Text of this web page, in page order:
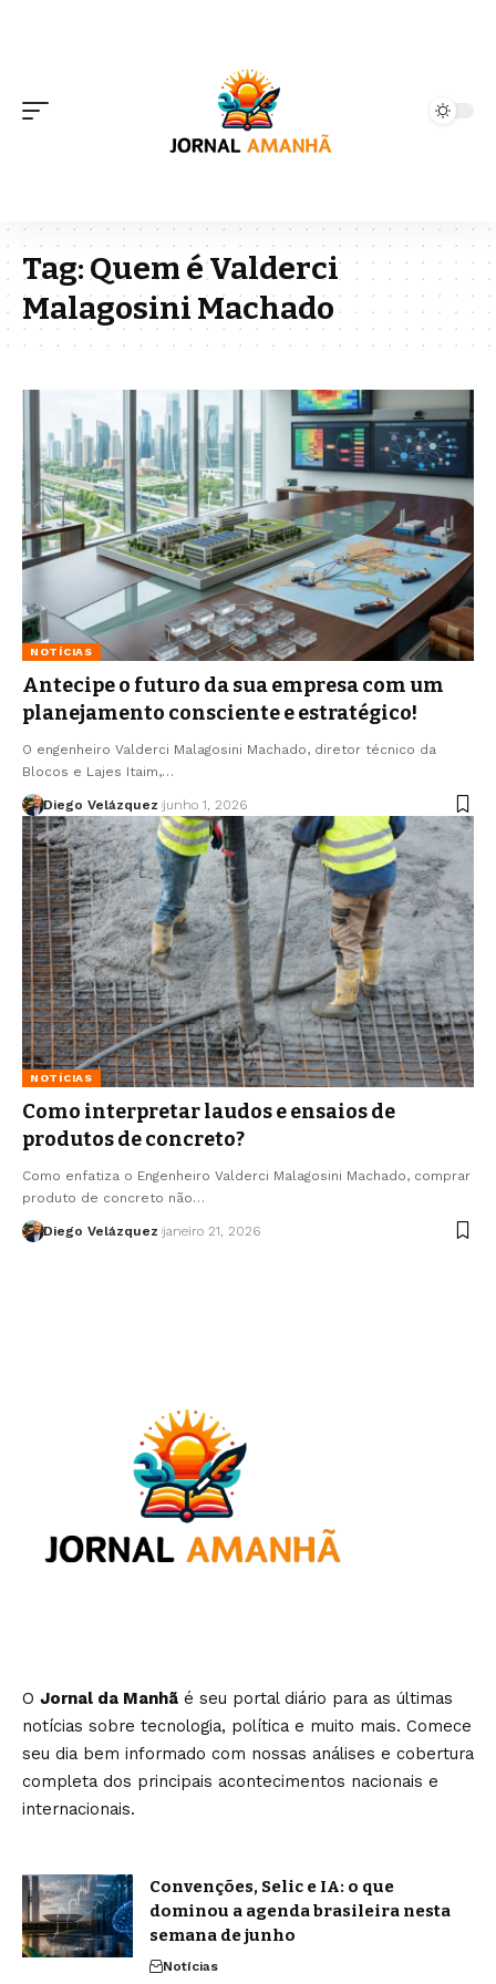
Tag:Quem é Valderci
Malagosini Machado
NOTÍCIAS
Antecipe o futuro da sua empresa com um
planejamento consciente e estratégico!
O engenheiro Valderci Malagosini Machado, diretor técnico da
Blocos e Lajes Itaim,…
Diego Velázquez junho 1, 2026
NOTÍCIAS
Como interpretar laudos e ensaios de
produtos de concreto?
Como enfatiza o Engenheiro Valderci Malagosini Machado, comprar
produto de concreto não…
Diego Velázquez janeiro 21, 2026
O Jornal da Manhã é seu portal diário para as últimas
notícias sobre tecnologia, política e muito mais. Comece
seu dia bem informado com nossas análises e cobertura
completa dos principais acontecimentos nacionais e
internacionais.
Convenções, Selic e IA: o que
dominou a agenda brasileira nesta
semana de junho
Notícias